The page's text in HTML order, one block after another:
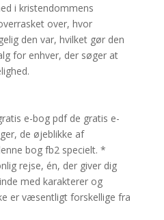
i kristendommens
over, hvor
den var, hvilket gør den
for enhver, der søger at
e-bog pdf de gratis e-
de øjeblikke af
bog fb2 specielt. *
rejse, én, der giver dig
med karakterer og
er væsentligt forskellige fra